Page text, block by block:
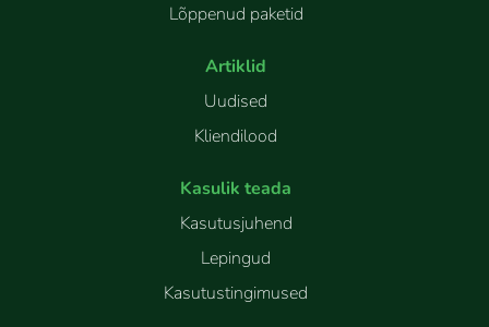
Lõppenud paketid
Artiklid
Uudised
Kliendilood
Kasulik teada
Kasutusjuhend
Lepingud
Kasutustingimused